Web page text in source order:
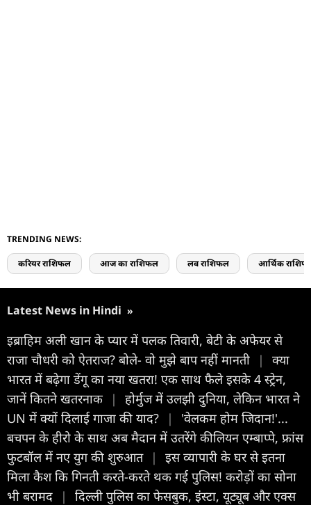
TRENDING NEWS:
करियर राशिफल आज का राशिफल लव राशिफल आर्थिक
Latest News in Hindi »
इब्राहिम अली खान के प्यार में पलक तिवारी, बेटी के अफेयर से
राजा चौधरी को ऐतराज? बोले- वो मुझे बाप नहीं मानती
|
क्या
भारत में बढ़ेगा डेंगू का नया खतरा! एक साथ फैले इसके 4 स्ट्रेन,
जानें कितने खतरनाक
|
होर्मुज में उलझी दुनिया, लेकिन भारत ने
UN में क्यों दिलाई गाजा की याद?
|
'वेलकम होम जिदान!'...
बचपन के हीरो के साथ अब मैदान में उतरेंगे कीलियन एम्बाप्पे, फ्रांस
फुटबॉल में नए युग की शुरुआत |
इस व्यापारी के घर से इतना
मिला कैश कि गिनती करते-करते थक गई पुलिस! करोड़ों का सोना
भी बरामद
|
दिल्ली पुलिस का फेसबुक, इंस्टा, यूट्यूब और एक्स